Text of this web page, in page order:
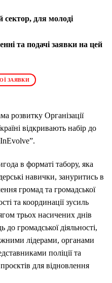
сектор, для молоді
та подачі заявки на цей
ЗАЯВКИ
розвитку Організації
відкривають набір до
в форматі табору, яка
навички, зануритись в
громад та громадської
та координації зусиль
трьох насичених днів
громадської діяльності,
лідерами, органами
поліції та
для відновлення